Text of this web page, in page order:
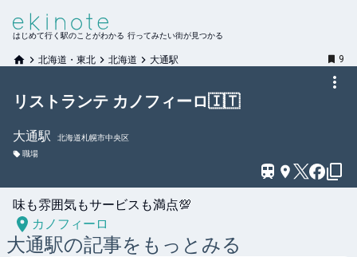
はじめて行く駅のことがわかる 行ってみたい街が見つかる
北海道・東北 北海道 大通駅 9
リストランテ カノフィーロ🇮🇹
大通駅
北海道札幌市中央区
職場
味も雰囲気もサービスも満点💯
カノフィーロ
大通駅の記事をもっとみる